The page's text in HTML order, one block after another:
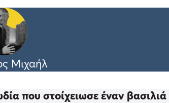
Μιχαήλ
που στοίχειωσε έναν